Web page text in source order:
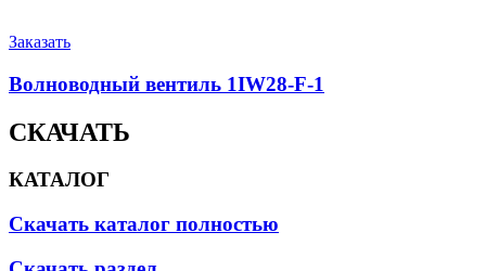
Заказать
Волноводный вентиль 1IW28-F-1
СКАЧАТЬ
КАТАЛОГ
Скачать каталог полностью